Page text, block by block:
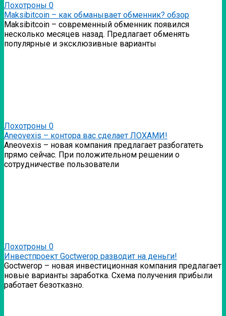
Лохотроны 0
Мaksibitcoin – как обманывает обменник? обзор
Мaksibitcoin – современный обменник появился
несколько месяцев назад. Предлагает обменять
популярные и эксклюзивные варианты
Лохотроны 0
Аneovexis – контора вас сделает ЛОХАМИ!
Аneovexis – новая компания предлагает разбогатеть
прямо сейчас. При положительном решении о
сотрудничестве пользователи
Лохотроны 0
Инвестпроект Goctwerop разводит на деньги!
Goctwerop – новая инвестиционная компания предлагает
новые варианты заработка. Схема получения прибыли
работает безотказно.